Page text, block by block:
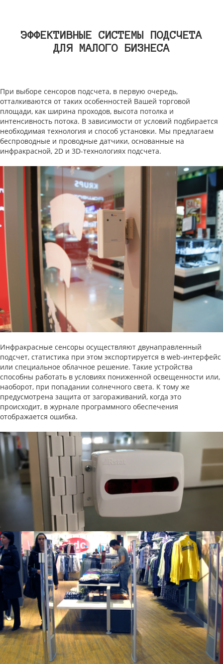
ЭФФЕКТИВНЫЕ СИСТЕМЫ ПОДСЧЕТА
ДЛЯ МАЛОГО БИЗНЕСА
При выборе сенсоров подсчета, в первую очередь,
отталкиваются от таких особенностей Вашей торговой
площади, как ширина проходов, высота потолка и
интенсивность потока. В зависимости от условий подбирается
необходимая технология и способ установки. Мы предлагаем
беспроводные и проводные датчики, основанные на
инфракрасной, 2D и 3D-технологиях подсчета.
Инфракрасные сенсоры осуществляют двунаправленный
подсчет, статистика при этом экспортируется в web-интерфейс
или специальное облачное решение. Такие устройства
способны работать в условиях пониженной освещенности или,
наоборот, при попадании солнечного света. К тому же
предусмотрена защита от загораживаний, когда это
происходит, в журнале программного обеспечения
отображается ошибка.